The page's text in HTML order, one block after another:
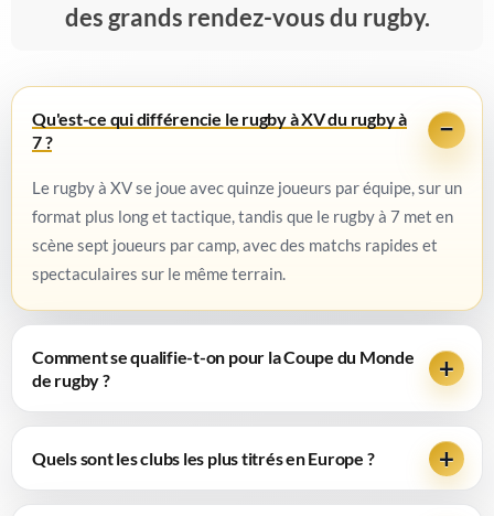
des grands rendez-vous du rugby.
Qu'est-ce qui différencie le rugby à XV du rugby à
7 ?
Le rugby à XV se joue avec quinze joueurs par équipe, sur un
format plus long et tactique, tandis que le rugby à 7 met en
scène sept joueurs par camp, avec des matchs rapides et
spectaculaires sur le même terrain.
Comment se qualifie-t-on pour la Coupe du Monde
de rugby ?
Quels sont les clubs les plus titrés en Europe ?